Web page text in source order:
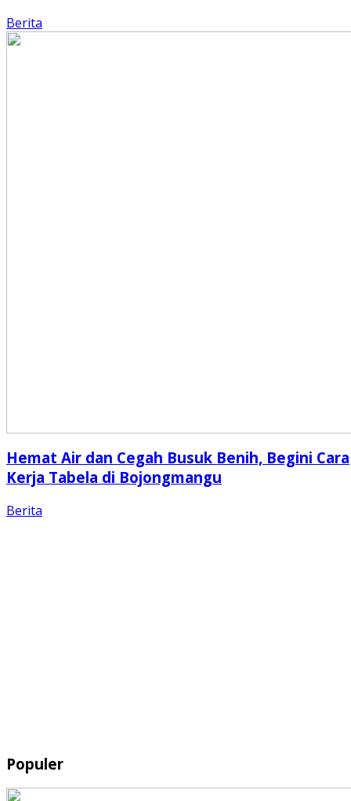
Berita
Hemat Air dan Cegah Busuk Benih, Begini Cara
Kerja Tabela di Bojongmangu
Berita
Populer